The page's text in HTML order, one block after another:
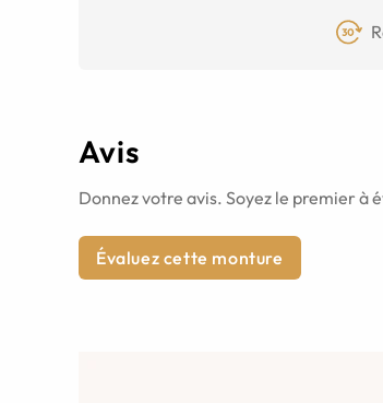
Avis
Donnez votre avis. Soyez le premier à
Évaluez cette monture